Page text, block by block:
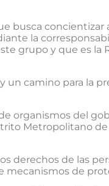
busca concientizar
la
grupo y que es la
camino para la
organismos del
Metropolitano
derechos de las
de